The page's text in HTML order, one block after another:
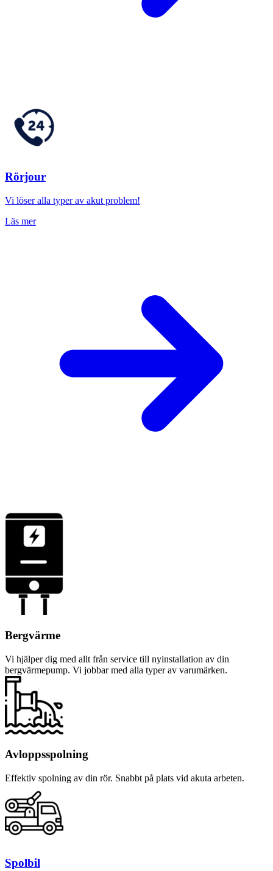
Rörjour
Vi löser alla typer av akut problem!
Läs mer
Bergvärme
Vi hjälper dig med allt från service till nyinstallation av din
bergvärmepump. Vi jobbar med alla typer av varumärken.
Avloppsspolning
Effektiv spolning av din rör. Snabbt på plats vid akuta arbeten.
Spolbil